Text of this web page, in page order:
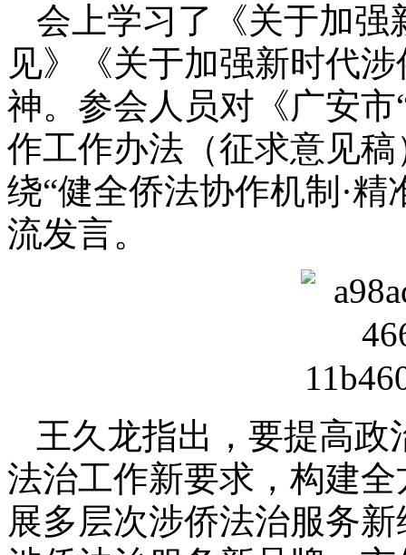
会上学习了《关于加强
见》《关于加强新时代
神。参会人员对《广安
作工作办法（征求意见
绕“健全侨法协作机制·
流发言。
王久龙指出，要提高
法治工作新要求，构建
展多层次涉侨法治服务